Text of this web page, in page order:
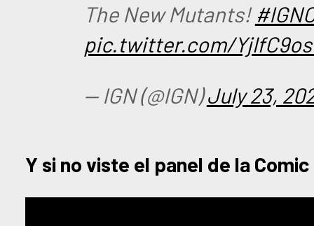
The New Mutants!
pic.twitter.com/
— IGN (@IGN)July 23,
Y si no viste el panel de la